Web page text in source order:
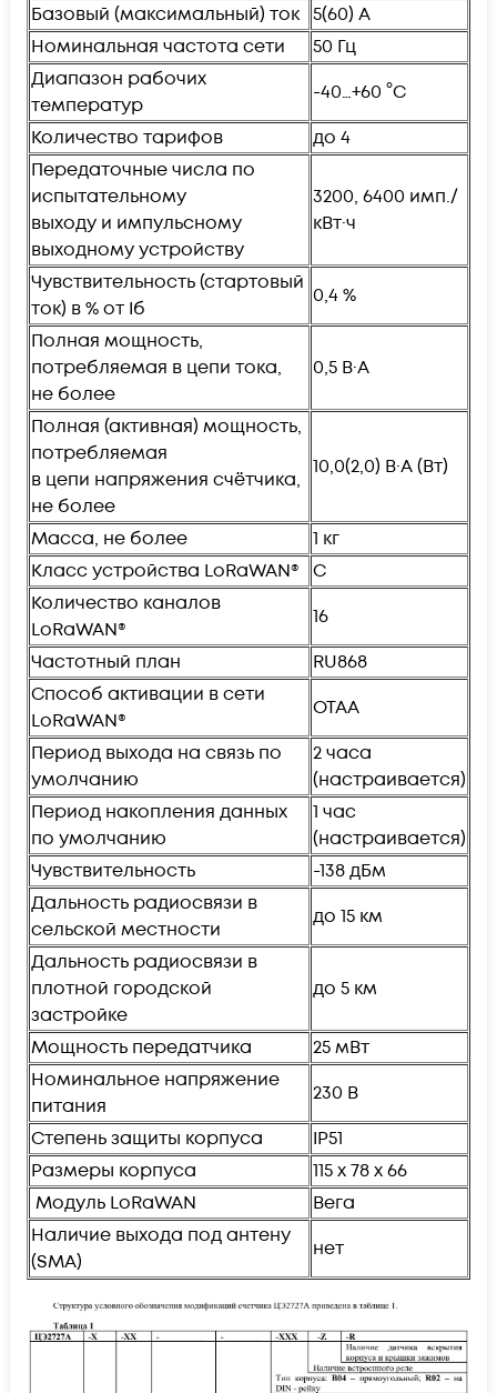
Базовый (максимальный) ток 5(60) А
Номинальная частота сети
50 Гц
Диапазон рабочих
температур
-40…+60 °С
Количество тарифов
до 4
Передаточные числа по
испытательному
выходу и импульсному
выходному устройству
3200, 6400 имп./
кВт·ч
Чувствительность (стартовый
ток) в % от Iб
0,4 %
Полная мощность,
потребляемая в цепи тока,
не более
0,5 В·А
Пoлнaя (активная) мoщнocть,
потребляемая
в цепи напряжения счётчика,
не более
10,0(2,0) В·А (Вт)
Масса, не более
1 кг
Класс устройства LoRaWAN® С
Количество каналов
LoRaWAN®
16
Частотный план
RU868
Способ активации в сети
LoRaWAN®
OTAA
Период выхода на связь по
умолчанию
2 часа
(настраивается)
Период накопления данных
по умолчанию
1 час
(настраивается)
Чувствительность
-138 дБм
Дальность радиосвязи в
сельской местности
до 15 км
Дальность радиосвязи в
плотной городской
застройке
до 5 км
Мощность передатчика
25 мВт
Номинальное напряжение
питания
230 В
Степень защиты корпуса
IP51
Размеры корпуса
115 х 78 х 66
Модуль LoRaWAN
Вега
Наличие выхода под антену
(SMA)
нет